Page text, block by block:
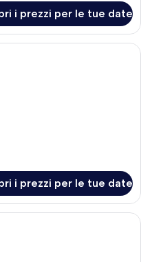
i prezzi per le tue date
camera d'albergo con due letti,
i prezzi per le tue date
camera d'albergo con un letto,